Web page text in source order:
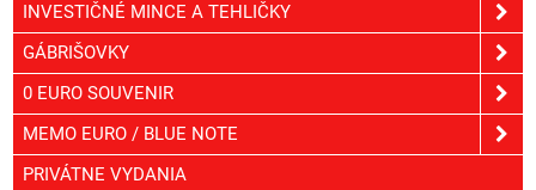
INVESTIČNÉ MINCE A TEHLIČKY
GÁBRIŠOVKY
0 EURO SOUVENIR
MEMO EURO / BLUE NOTE
PRIVÁTNE VYDANIA